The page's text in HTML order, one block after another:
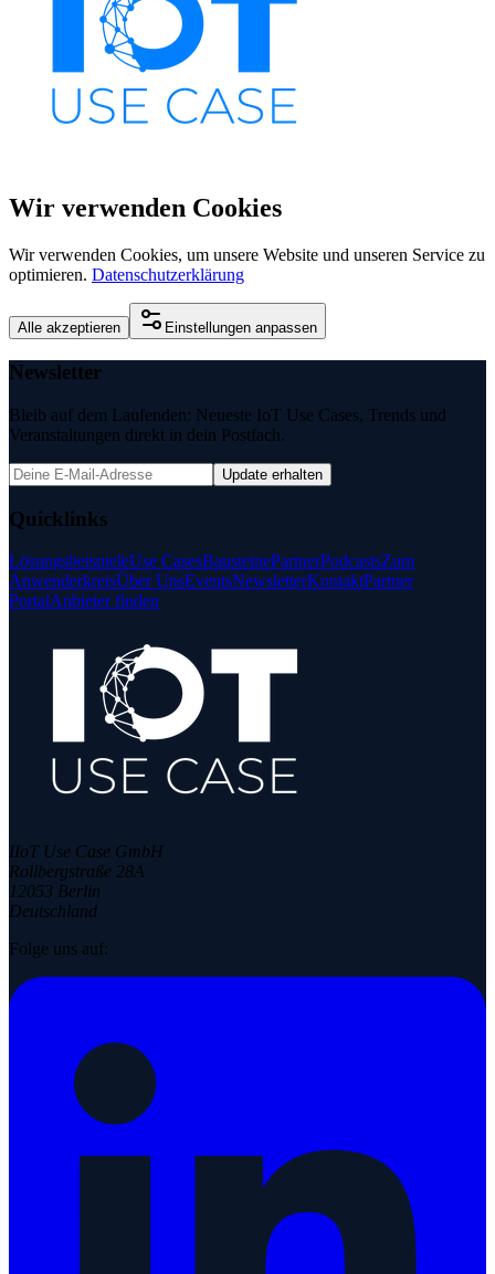
Wir verwenden Cookies
Wir verwenden Cookies, um unsere Website und unseren Service zu
optimieren. Datenschutzerklärung
Alle akzeptieren Einstellungen anpassen
Newsletter
Bleib auf dem Laufenden: Neueste IoT Use Cases, Trends und
Veranstaltungen direkt in dein Postfach.
Update erhalten
Quicklinks
LösungsbeispieleUse CasesBausteinePartnerPodcastsZum
AnwenderkreisÜber UnsEventsNewsletterKontaktPartner
PortalAnbieter finden
IIoT Use Case GmbH
Rollbergstraße 28A
12053 Berlin
Deutschland
Folge uns auf: